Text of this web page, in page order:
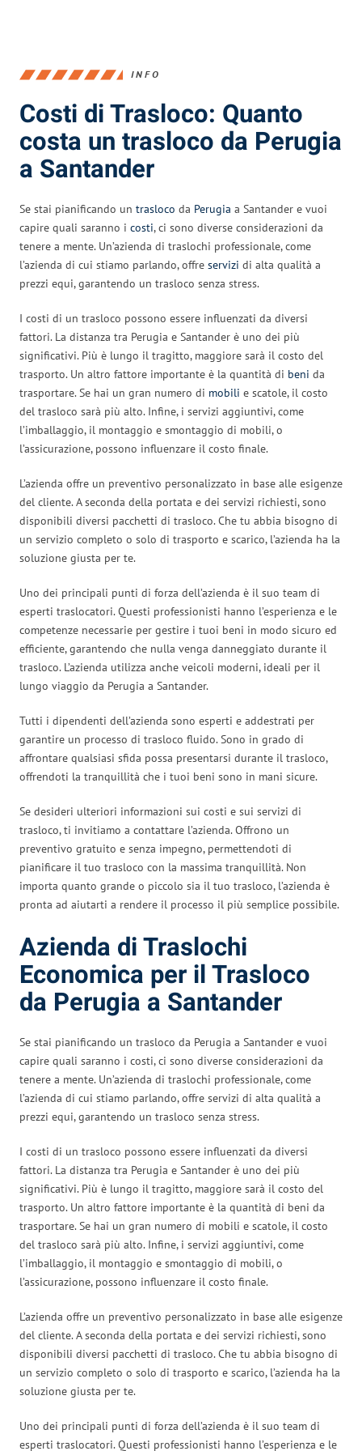
INFO
Costi di Trasloco: Quanto
costa un trasloco da Perugia
a Santander
Se stai pianificando un trasloco da Perugia a Santander e vuoi
capire quali saranno i costi, ci sono diverse considerazioni da
tenere a mente. Un’azienda di traslochi professionale, come
l’azienda di cui stiamo parlando, offre servizi di alta qualità a
prezzi equi, garantendo un trasloco senza stress.
I costi di un trasloco possono essere influenzati da diversi
fattori. La distanza tra Perugia e Santander è uno dei più
significativi. Più è lungo il tragitto, maggiore sarà il costo del
trasporto. Un altro fattore importante è la quantità di beni da
trasportare. Se hai un gran numero di mobili e scatole, il costo
del trasloco sarà più alto. Infine, i servizi aggiuntivi, come
l’imballaggio, il montaggio e smontaggio di mobili, o
l’assicurazione, possono influenzare il costo finale.
L’azienda offre un preventivo personalizzato in base alle esigenze
del cliente. A seconda della portata e dei servizi richiesti, sono
disponibili diversi pacchetti di trasloco. Che tu abbia bisogno di
un servizio completo o solo di trasporto e scarico, l’azienda ha la
soluzione giusta per te.
Uno dei principali punti di forza dell’azienda è il suo team di
esperti traslocatori. Questi professionisti hanno l’esperienza e le
competenze necessarie per gestire i tuoi beni in modo sicuro ed
efficiente, garantendo che nulla venga danneggiato durante il
trasloco. L’azienda utilizza anche veicoli moderni, ideali per il
lungo viaggio da Perugia a Santander.
Tutti i dipendenti dell’azienda sono esperti e addestrati per
garantire un processo di trasloco fluido. Sono in grado di
affrontare qualsiasi sfida possa presentarsi durante il trasloco,
offrendoti la tranquillità che i tuoi beni sono in mani sicure.
Se desideri ulteriori informazioni sui costi e sui servizi di
trasloco, ti invitiamo a contattare l’azienda. Offrono un
preventivo gratuito e senza impegno, permettendoti di
pianificare il tuo trasloco con la massima tranquillità. Non
importa quanto grande o piccolo sia il tuo trasloco, l’azienda è
pronta ad aiutarti a rendere il processo il più semplice possibile.
Azienda di Traslochi
Economica per il Trasloco
da Perugia a Santander
Se stai pianificando un trasloco da Perugia a Santander e vuoi
capire quali saranno i costi, ci sono diverse considerazioni da
tenere a mente. Un’azienda di traslochi professionale, come
l’azienda di cui stiamo parlando, offre servizi di alta qualità a
prezzi equi, garantendo un trasloco senza stress.
I costi di un trasloco possono essere influenzati da diversi
fattori. La distanza tra Perugia e Santander è uno dei più
significativi. Più è lungo il tragitto, maggiore sarà il costo del
trasporto. Un altro fattore importante è la quantità di beni da
trasportare. Se hai un gran numero di mobili e scatole, il costo
del trasloco sarà più alto. Infine, i servizi aggiuntivi, come
l’imballaggio, il montaggio e smontaggio di mobili, o
l’assicurazione, possono influenzare il costo finale.
L’azienda offre un preventivo personalizzato in base alle esigenze
del cliente. A seconda della portata e dei servizi richiesti, sono
disponibili diversi pacchetti di trasloco. Che tu abbia bisogno di
un servizio completo o solo di trasporto e scarico, l’azienda ha la
soluzione giusta per te.
Uno dei principali punti di forza dell’azienda è il suo team di
esperti traslocatori. Questi professionisti hanno l’esperienza e le